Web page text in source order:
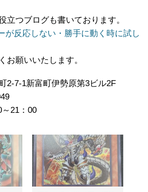
立つブログも書いております。
が反応しない・勝手に動く時に試し
お願いいたします。
2-7-1新富町伊勢原第3ビル2F
21：00